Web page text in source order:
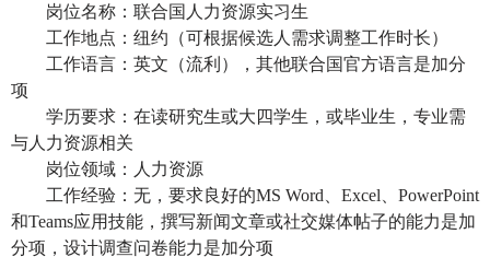
岗位名称：联合国人力资源实习生
工作地点：纽约（可根据候选人需求调整工作时长）
工作语言：英文（流利），其他联合国官方语言是加分
项
学历要求：在读研究生或大四学生，或毕业生，专业需
与人力资源相关
岗位领域：人力资源
工作经验：无，要求良好的MS Word、Excel、PowerPoint
和Teams应用技能，撰写新闻文章或社交媒体帖子的能力是加
分项，设计调查问卷能力是加分项